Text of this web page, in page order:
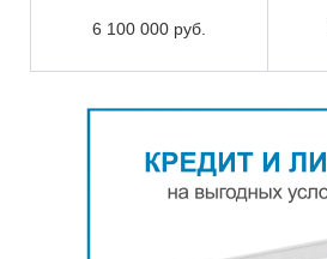
6 100 000 руб.